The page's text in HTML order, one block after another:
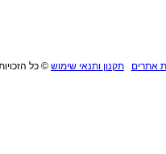
אתרים תקנון ותנאי שימוש © כל